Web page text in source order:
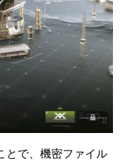
とで、機密ファイル